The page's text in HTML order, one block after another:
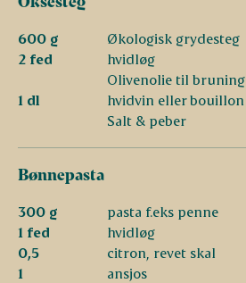
600 g
Økologisk grydesteg
2 fed
hvidløg
Olivenolie til bruning
1 dl
hvidvin eller bouillon
Salt & peber
Bønnepasta
300 g
pasta f.eks penne
1 fed
hvidløg
0,5
citron, revet skal
1
ansjos